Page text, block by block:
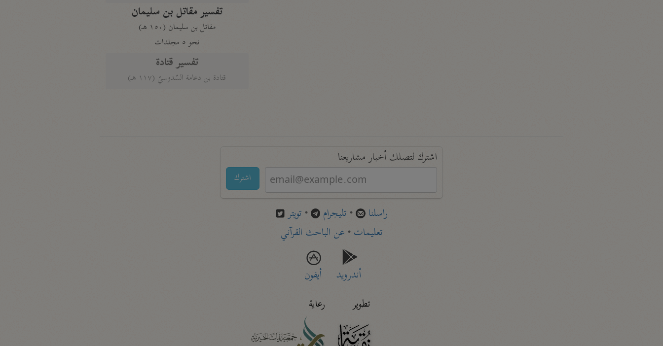
تفسير مقاتل بن سليمان
مقاتل بن سليمان (١٥٠ هـ)
نحو ٥ مجلدات
تفسير قتادة
قتادة بن دعامة السّدوسيّ (١١٧ هـ)
اشترك لتصلك أخبار مشاريعنا
اشترك
راسلنا • تليجرام • تويتر
تعليمات• عن الباحث القرآني
أندرويد
أيفون
تطوير
رعاية